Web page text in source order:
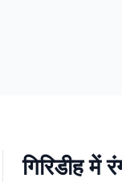
गिरिडीह में